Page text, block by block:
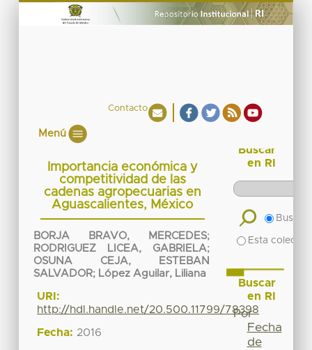
Contacto
Menú
Importancia económica y
competitividad de las
cadenas agropecuarias en
Aguascalientes, México
BORJA BRAVO, MERCEDES;
RODRIGUEZ LICEA, GABRIELA;
OSUNA CEJA, ESTEBAN
SALVADOR; López Aguilar, Liliana
URI:
http://hdl.handle.net/20.500.11799/78398
Fecha: 2016
Buscar
en RI
Buscar
Esta
Buscar
en RI
Por
Fecha
de